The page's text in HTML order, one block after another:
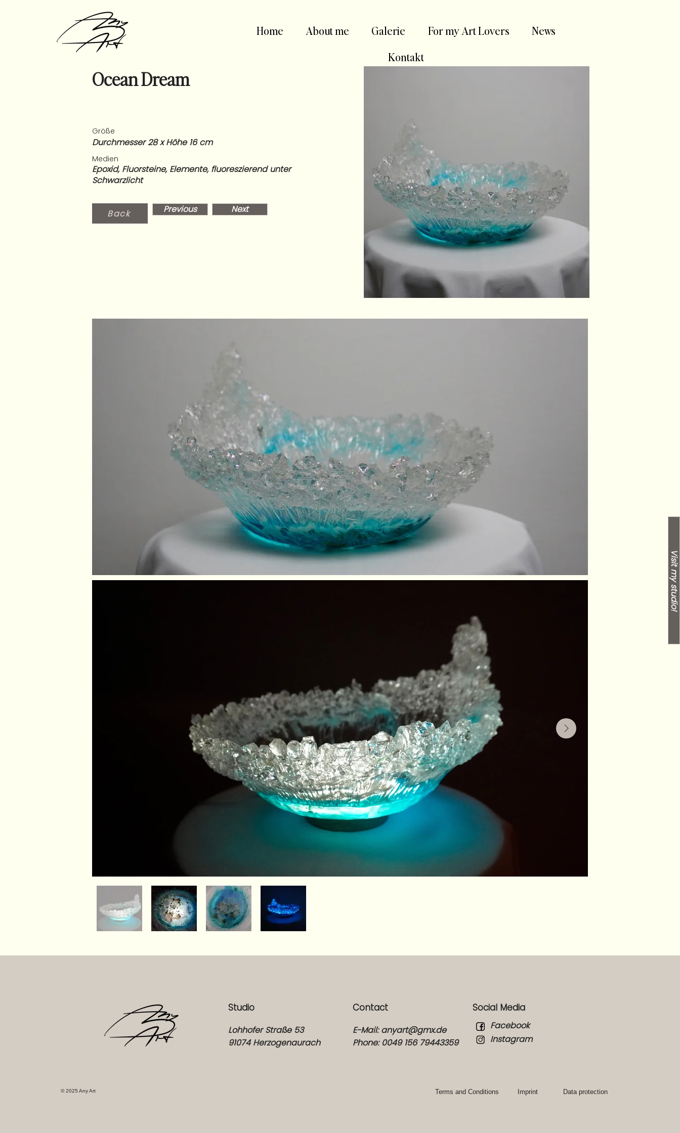
Home About me Galerie For my Art Lovers
News
Kontakt
Visit my studio!
Ocean Dream
Größe
Durchmesser 28 x Höhe 16 cm
Medien
Epoxid, Fluorsteine, Elemente, fluoreszierend unter
Schwarzlicht
Back Previous Next
Studio
Lohhofer Straße 53
91074 Herzogenaurach
Contact
E-Mail:anyart@gmx.de
Phone: 0049 156 79443359
Social Media
Facebook
Instagram
© 2025 Any Art Terms and Conditions Imprint Data protection